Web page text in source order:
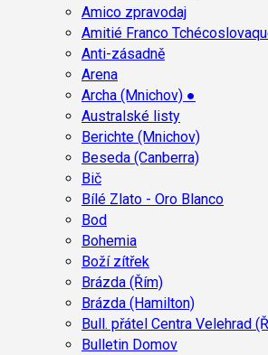
Amico zpravodaj
Amitié Franco
Anti-zásadně
Arena
Archa (Mnichov) ●
Australské listy
Berichte (Mnichov)
Beseda (Canberra)
Bič
Bílé Zlato - Oro Blanco
Bod
Bohemia
Boží zítřek
Brázda (Řím)
Brázda (Hamilton)
Bull. přátel Centra Velehrad
Bulletin Domov